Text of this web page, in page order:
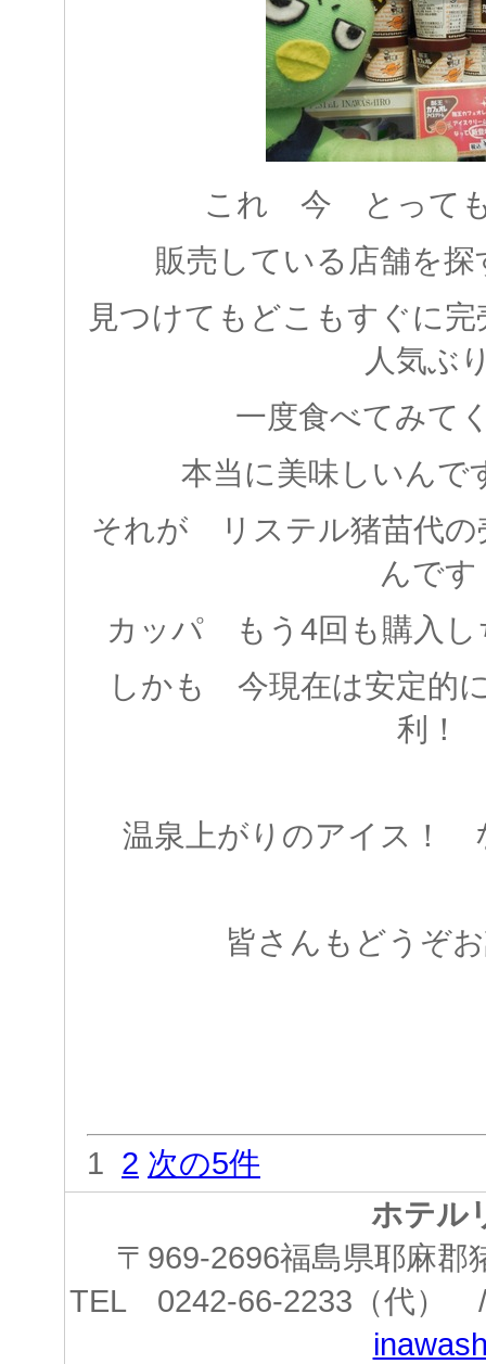
これ 今 とっても
販売している店舗を
見つけてもどこもすぐに
人気ぶ
一度食べてみて
本当に美味しいんで
それが リステル猪苗代の
んです
カッパ もう4回も購入し
しかも 今現在は安定的
利！
温泉上がりのアイス！
皆さんもどうぞ
1 2 次の5件
ホテル
〒969-2696福島県耶麻
TEL 0242-66-2233（代